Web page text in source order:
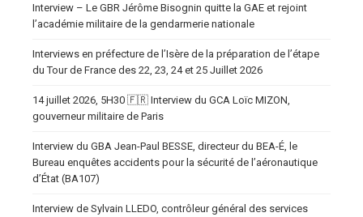
Interview – Le GBR Jérôme Bisognin quitte la GAE et rejoint
l’académie militaire de la gendarmerie nationale
Interviews en préfecture de l’Isère de la préparation de l’étape
du Tour de France des 22, 23, 24 et 25 Juillet 2026
14 juillet 2026, 5H30 🇫🇷 Interview du GCA Loïc MIZON,
gouverneur militaire de Paris
Interview du GBA Jean-Paul BESSE, directeur du BEA-É, le
Bureau enquêtes accidents pour la sécurité de l’aéronautique
d’État (BA107)
Interview de Sylvain LLEDO, contrôleur général des services